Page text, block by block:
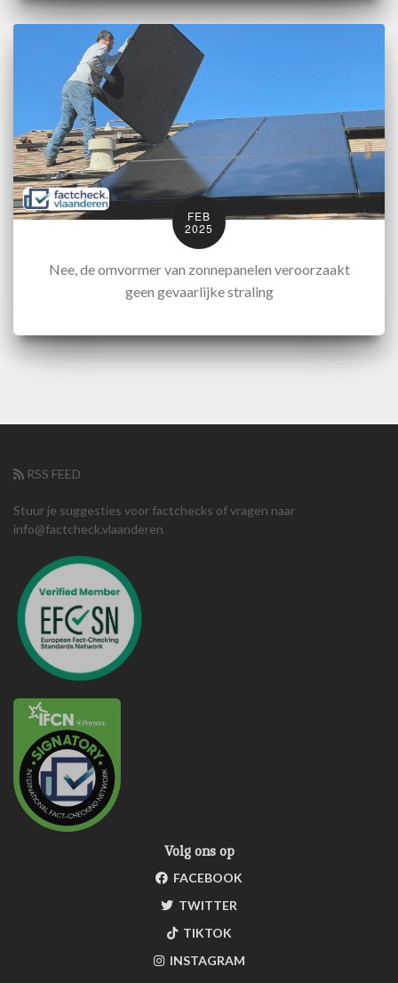
FEB
2025
Nee, de omvormer van zonnepanelen veroorzaakt
geen gevaarlijke straling
RSS FEED
Stuur je suggesties voor factchecks of vragen naar
info@factcheck.vlaanderen
Volg ons op
FACEBOOK
TWITTER
TIKTOK
INSTAGRAM